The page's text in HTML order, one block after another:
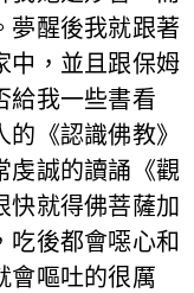
夢醒後我就跟著
中，並且跟保姆
給我一些書看
《認識佛教》
虔誠的讀誦《觀
快就得佛菩薩加
吃後都會噁心和
會嘔吐的很厲